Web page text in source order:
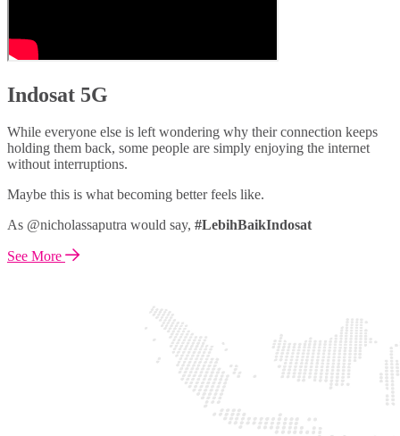
Indosat 5G
While everyone else is left wondering why their connection keeps
holding them back, some people are simply enjoying the internet
without interruptions.
Maybe this is what becoming better feels like.
As @nicholassaputra would say, #LebihBaikIndosat
See More